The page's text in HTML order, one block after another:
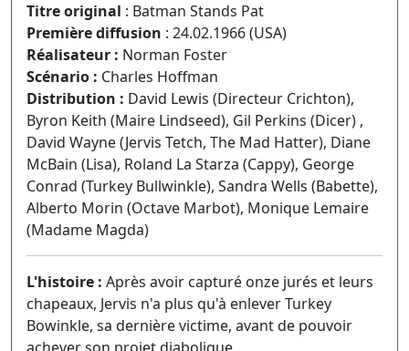
Titre original : Batman Stands Pat
Première diffusion : 24.02.1966 (USA)
Réalisateur : Norman Foster
Scénario : Charles Hoffman
Distribution : David Lewis (Directeur Crichton),
Byron Keith (Maire Lindseed), Gil Perkins (Dicer) ,
David Wayne (Jervis Tetch, The Mad Hatter), Diane
McBain (Lisa), Roland La Starza (Cappy), George
Conrad (Turkey Bullwinkle), Sandra Wells (Babette),
Alberto Morin (Octave Marbot), Monique Lemaire
(Madame Magda)
L'histoire : Après avoir capturé onze jurés et leurs
chapeaux, Jervis n'a plus qu'à enlever Turkey
Bowinkle, sa dernière victime, avant de pouvoir